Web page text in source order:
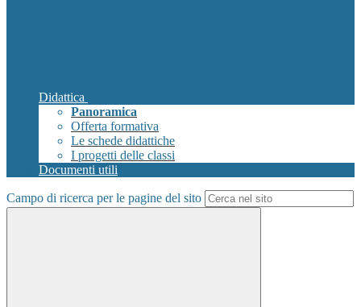
Didattica
Panoramica
Offerta formativa
Le schede didattiche
I progetti delle classi
Documenti utili
Campo di ricerca per le pagine del sito